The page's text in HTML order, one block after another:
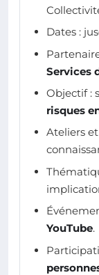
Dates :
Services
Objectif :
risques
Ateliers et
YouTube.